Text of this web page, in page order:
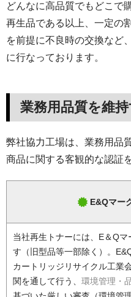
どんなに高品質でもどこで
再生品である以上、一定の
を前提に不良時の交換など
に行なっております。
業務用品質を維
弊社協力工場は、業務用品
商品に関する客観的な認証
E&Qマー
当社再生トナーには、E＆Qマ
す（旧型品等一部除く）。
カートリッジリサイクル工業
関を通して行う、 環境管理・